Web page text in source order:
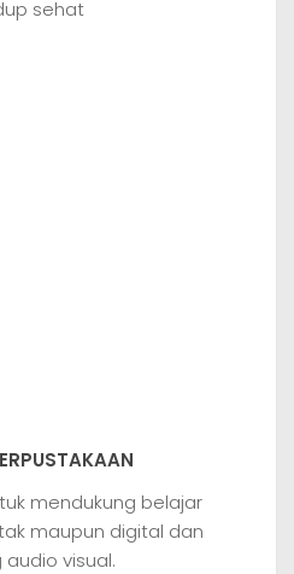
sehat
mendukung belajar
maupun digital dan
visual.